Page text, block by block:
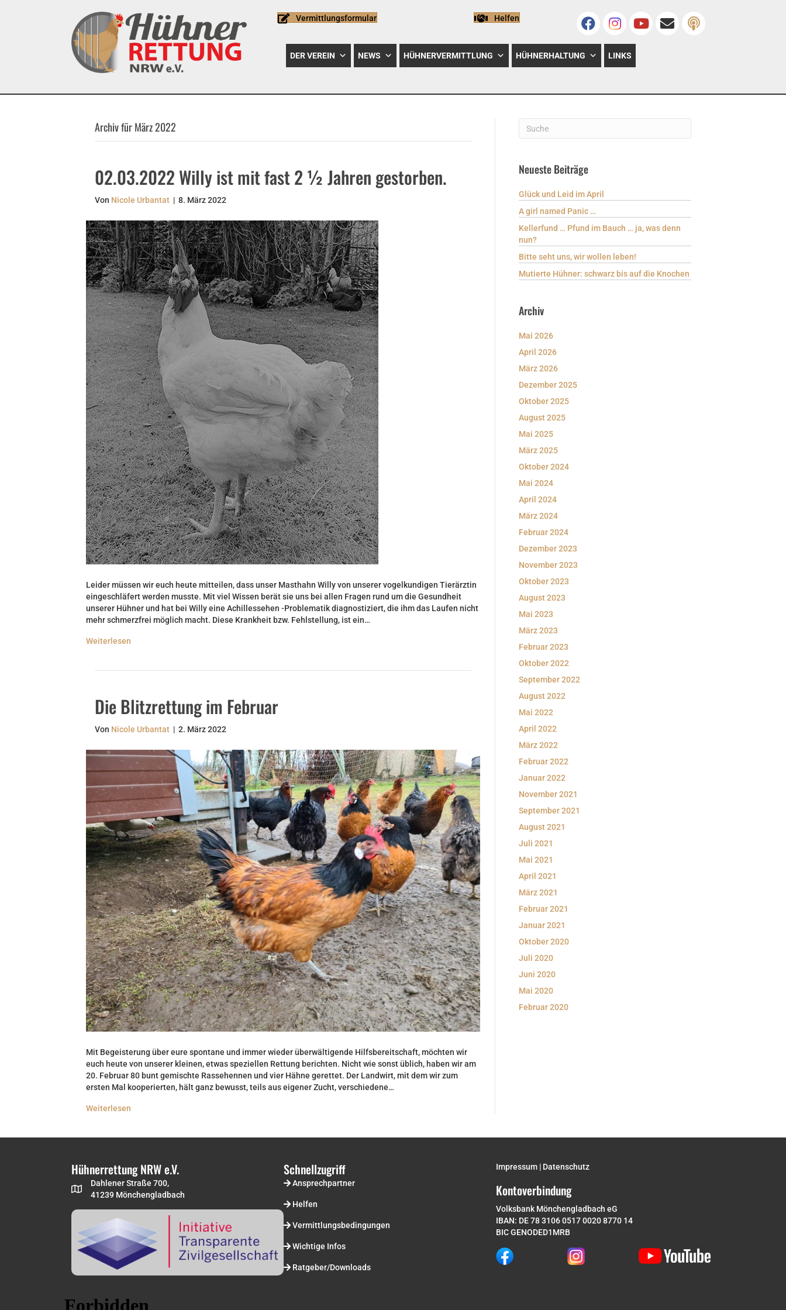
Vermittlungsformular Helfen
DER VEREIN NEWS HÜHNERVERMITTLUNG HÜHNERHALTUNG LINKS
Archiv für März 2022
02.03.2022 Willy ist mit fast 2 ½ Jahren gestorben.
Von Nicole Urbantat | 8. März 2022
Leider müssen wir euch heute mitteilen, dass unser Masthahn Willy von unserer vogelkundigen Tierärztin
eingeschläfert werden musste. Mit viel Wissen berät sie uns bei allen Fragen rund um die Gesundheit
unserer Hühner und hat bei Willy eine Achillessehen -Problematik diagnostiziert, die ihm das Laufen nicht
mehr schmerzfrei möglich macht. Diese Krankheit bzw. Fehlstellung, ist ein…
Weiterlesen
Die Blitzrettung im Februar
Von Nicole Urbantat | 2. März 2022
Mit Begeisterung über eure spontane und immer wieder überwältigende Hilfsbereitschaft, möchten wir
euch heute von unserer kleinen, etwas speziellen Rettung berichten. Nicht wie sonst üblich, haben wir am
20. Februar 80 bunt gemischte Rassehennen und vier Hähne gerettet. Der Landwirt, mit dem wir zum
ersten Mal kooperierten, hält ganz bewusst, teils aus eigener Zucht, verschiedene…
Weiterlesen
Neueste Beiträge
Glück und Leid im April
A girl named Panic …
Kellerfund … Pfund im Bauch … ja, was denn
nun?
Bitte seht uns, wir wollen leben!
Mutierte Hühner: schwarz bis auf die Knochen
Archiv
Mai 2026
April 2026
März 2026
Dezember 2025
Oktober 2025
August 2025
Mai 2025
März 2025
Oktober 2024
Mai 2024
April 2024
März 2024
Februar 2024
Dezember 2023
November 2023
Oktober 2023
August 2023
Mai 2023
März 2023
Februar 2023
Oktober 2022
September 2022
August 2022
Mai 2022
April 2022
März 2022
Februar 2022
Januar 2022
November 2021
September 2021
August 2021
Juli 2021
Mai 2021
April 2021
März 2021
Februar 2021
Januar 2021
Oktober 2020
Juli 2020
Juni 2020
Mai 2020
Februar 2020
Hühnerrettung NRW e.V.
Dahlener Straße 700,
41239 Mönchengladbach
Schnellzugriff
Ansprechpartner
Helfen
Vermittlungsbedingungen
Wichtige Infos
Ratgeber/Downloads
Impressum | Datenschutz
Kontoverbindung
Volksbank Mönchengladbach eG
IBAN: DE 78 3106 0517 0020 8770 14
BIC GENODED1MRB